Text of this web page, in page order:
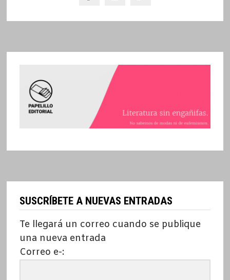
SUSCRÍBETE A NUEVAS ENTRADAS
Te llegará un correo cuando se publique
una nueva entrada
Correo e-: